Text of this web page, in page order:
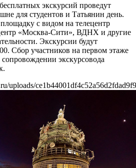
экскурсий проведут
для студентов и Татьянин день.
с видом на телецентр
«Москва-Сити», ВДНХ и другие
Экскурсии будут
Сбор участников на первом этаже
экскурсовода
uploads/